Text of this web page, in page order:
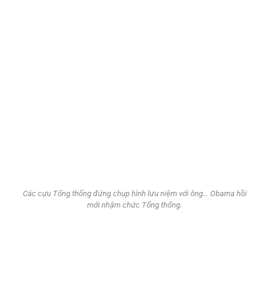
Các cựu Tổng thống đứng chụp hình lưu niệm với ông… Obama hồi
mới nhậm chức Tổng thống.